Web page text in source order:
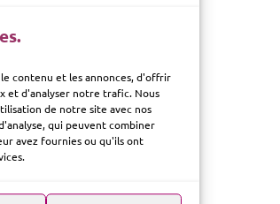
contenu et les annonces, d'offrir
et d'analyser notre trafic. Nous
de notre site avec nos
qui peuvent combiner
avez fournies ou qu'ils ont